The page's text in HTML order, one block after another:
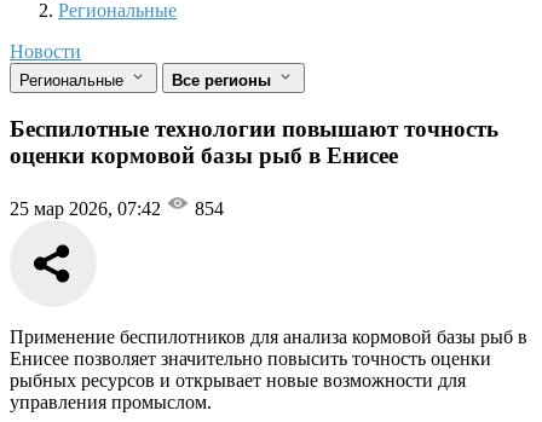
Региональные
Новости
Региональные Все регионы
Беспилотные технологии повышают точность
оценки кормовой базы рыб в Енисее
25 мар 2026, 07:42 854
Применение беспилотников для анализа кормовой базы рыб в
Енисее позволяет значительно повысить точность оценки
рыбных ресурсов и открывает новые возможности для
управления промыслом.